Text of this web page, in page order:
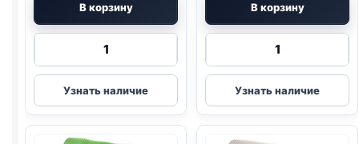
В корзину
Количество
Belcando
влаж.
(ЩЕНКИ,
Узнать наличие
В корзину
Количество
Belcando
влаж.
(УТКА,
Узнать наличие